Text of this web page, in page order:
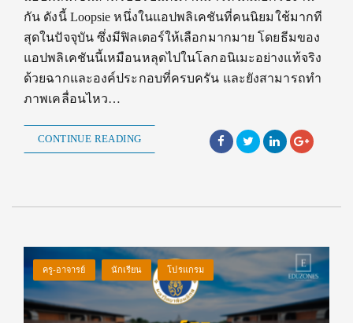
กัน ดังนี้ Loopsie หนึ่งในแอปพลิเคชันที่คนนิยมใช้มากที
สุดในปัจจุบัน ซึ่งมีฟิลเตอร์ให้เลือกมากมาย โดยธีมของ
แอปพลิเคชันนี้เหมือนหลุดไปในโลกอนิเมะอย่างแท้จริง
ด้วยฉากและองค์ประกอบที่ครบครัน และยังสามารถทำ
ภาพเคลื่อนไหว…
CONTINUE READING
ครู-อาจารย์ นักเรียน โปรแกรม